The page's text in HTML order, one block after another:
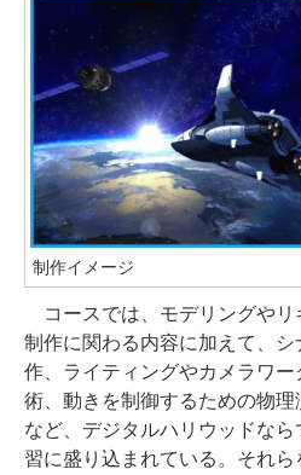
制作イメージ
コースでは、モデリングやリ
制作に関わる内容に加えて、シ
作、ライティングやカメラワ
術、動きを制御するための物
など、デジタルハリウッドな
習に盛り込まれている。それ